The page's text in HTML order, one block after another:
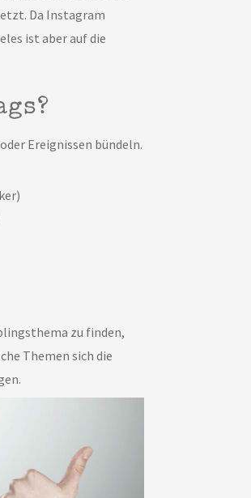
Da Instagram
ist aber auf die
Ereignissen bündeln.
zu finden,
Themen sich die